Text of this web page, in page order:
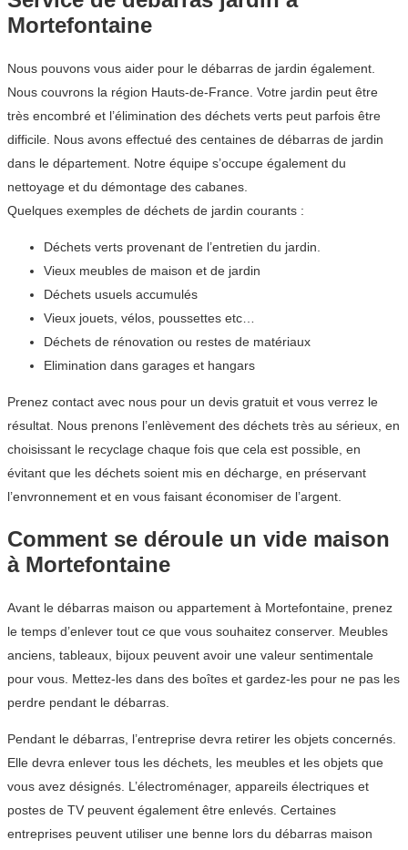
Mortefontaine
Nous pouvons vous aider pour le débarras de jardin également.
Nous couvrons la région Hauts-de-France. Votre jardin peut être
très encombré et l’élimination des déchets verts peut parfois être
difficile. Nous avons effectué des centaines de débarras de jardin
dans le département. Notre équipe s’occupe également du
nettoyage et du démontage des cabanes.
Quelques exemples de déchets de jardin courants :
Déchets verts provenant de l’entretien du jardin.
Vieux meubles de maison et de jardin
Déchets usuels accumulés
Vieux jouets, vélos, poussettes etc…
Déchets de rénovation ou restes de matériaux
Elimination dans garages et hangars
Prenez contact avec nous pour un devis gratuit et vous verrez le
résultat. Nous prenons l’enlèvement des déchets très au sérieux, en
choisissant le recyclage chaque fois que cela est possible, en
évitant que les déchets soient mis en décharge, en préservant
l’envronnement et en vous faisant économiser de l’argent.
Comment se déroule un vide maison
à Mortefontaine
Avant le débarras maison ou appartement à Mortefontaine, prenez
le temps d’enlever tout ce que vous souhaitez conserver. Meubles
anciens, tableaux, bijoux peuvent avoir une valeur sentimentale
pour vous. Mettez-les dans des boîtes et gardez-les pour ne pas les
perdre pendant le débarras.
Pendant le débarras, l’entreprise devra retirer les objets concernés.
Elle devra enlever tous les déchets, les meubles et les objets que
vous avez désignés. L’électroménager, appareils électriques et
postes de TV peuvent également être enlevés. Certaines
entreprises peuvent utiliser une benne lors du débarras maison